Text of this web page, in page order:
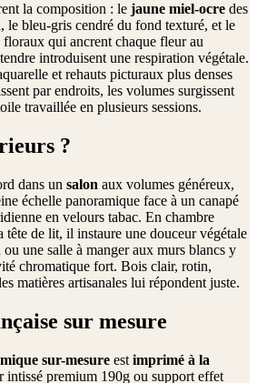
la composition : le jaune miel-ocre des
le bleu-gris cendré du fond texturé, et le
qui ancrent chaque fleur au
introduisent une respiration végétale.
et rehauts picturaux plus denses
par endroits, les volumes surgissent
travaillée en plusieurs sessions.
?
dans un salon aux volumes généreux,
échelle panoramique face à un canapé
en velours tabac. En chambre
tête de lit, il instaure une douceur végétale
une salle à manger aux murs blancs y
chromatique fort. Bois clair, rotin,
matières artisanales lui répondent juste.
sur mesure
sur-mesure est imprimé à la
intissé premium 190g ou support effet